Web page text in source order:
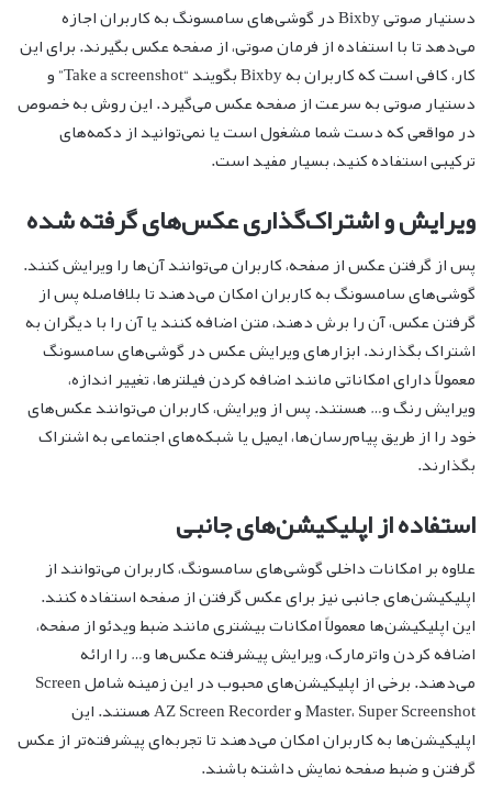
دستیار صوتی Bixby در گوشی‌های سامسونگ به کاربران اجازه
می‌دهد تا با استفاده از فرمان صوتی، از صفحه عکس بگیرند. برای این
کار، کافی است که کاربران به Bixby بگویند “Take a screenshot” و
دستیار صوتی به سرعت از صفحه عکس می‌گیرد. این روش به خصوص
در مواقعی که دست شما مشغول است یا نمی‌توانید از دکمه‌های
ترکیبی استفاده کنید، بسیار مفید است.
ویرایش و اشتراک‌گذاری عکس‌های گرفته شده
پس از گرفتن عکس از صفحه، کاربران می‌توانند آن‌ها را ویرایش کنند.
گوشی‌های سامسونگ به کاربران امکان می‌دهند تا بلافاصله پس از
گرفتن عکس، آن را برش دهند، متن اضافه کنند یا آن را با دیگران به
اشتراک بگذارند. ابزارهای ویرایش عکس در گوشی‌های سامسونگ
معمولاً دارای امکاناتی مانند اضافه کردن فیلترها، تغییر اندازه،
ویرایش رنگ و… هستند. پس از ویرایش، کاربران می‌توانند عکس‌های
خود را از طریق پیام‌رسان‌ها، ایمیل یا شبکه‌های اجتماعی به اشتراک
بگذارند.
استفاده از اپلیکیشن‌های جانبی
علاوه بر امکانات داخلی گوشی‌های سامسونگ، کاربران می‌توانند از
اپلیکیشن‌های جانبی نیز برای عکس گرفتن از صفحه استفاده کنند.
این اپلیکیشن‌ها معمولاً امکانات بیشتری مانند ضبط ویدئو از صفحه،
اضافه کردن واترمارک، ویرایش پیشرفته عکس‌ها و… را ارائه
می‌دهند. برخی از اپلیکیشن‌های محبوب در این زمینه شامل Screen
Master، Super Screenshot و AZ Screen Recorder هستند. این
اپلیکیشن‌ها به کاربران امکان می‌دهند تا تجربه‌ای پیشرفته‌تر از عکس
گرفتن و ضبط صفحه نمایش داشته باشند.